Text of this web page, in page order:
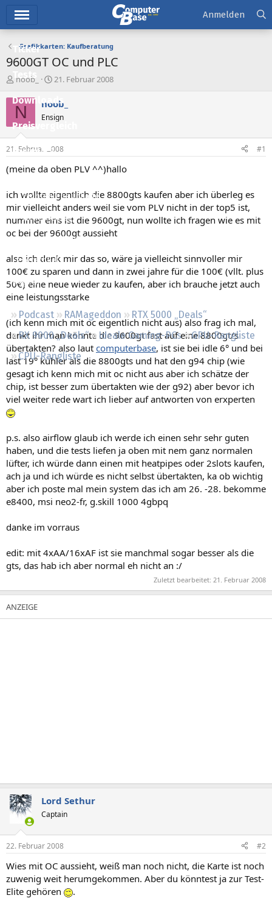
Ticker
Tests
Downloads
Preisvergleich
Forum
Aktuelles
Empfohlene Inhalte
Neue Beiträge
Neueste Aktivitäten
Leserartikel
Regeln
Podcast RAMageddon
RTX 5000 „Deals“
RX 9000 „Deals“
Ideale Gaming-PCs
GPU-Rangliste
CPU-Rangliste
Anmelden
Grafikkarten: Kaufberatung
9600GT OC und PLC
E
s
t
e
e
r
noob_
E
s
t
e
l
t
a
21. Februar 2008
N noob_
Ensign
21. Februar 2008 #1
(meine da oben PLV ^^)hallo
ich wollte eigentlich die 8800gts kaufen aber ich überleg es
mir vielleicht anders weil sie vom PLV nicht in der top5 ist,
nummer eins ist die 9600gt, nun wollte ich fragen wie es mit
oc bei der 9600gt aussieht
also ich denk mir das so, wäre ja vielleicht sinnvoller mir
100€ zu sparen und dann in zwei jahre für die 100€ (vllt. plus
50€) eine neue wieder zu kaufen, aber ich brauche jetzt auch
eine leistungsstarke
(ich kenn mich mit oc eigentlich nicht aus) also frag ich mal,
denkt ihr man könnte die 9600gt fast auf eine 8800gt/s
übertakten? also laut computerbase, ist sie bei idle 6° und bei
last 19° kühler als die 8800gts und hat den g94 chip (wie
gesagt ich kenn mich mit oc nicht aus aber ich schätze der
chip, ist besser zum übertakten wie der g92) aber bevor ich
viel weiter rede wart ich lieber auf antworten von erxperten
p.s. also airflow glaub ich werde ich einen sehr sehr guten
haben, und die tests liefen ja oben mit nem ganz normalen
lüfter, ich würde dann einen mit heatpipes oder 2slots kaufen,
ach ja und ich würde es nicht selbst übertakten, ka ob wichtig
aber ich poste mal mein system das ich am 26. -28. bekomme
e8400, msi neo2-fr, g.skill 1000 4gbpq
danke im vorraus
edit: mit 4xAA/16xAF ist sie manchmal sogar besser als die
gts, das hab ich aber normal eh nicht an :/
Zuletzt bearbeitet: 21. Februar 2008
Lord Sethur
Captain
22. Februar 2008 #2
Wies mit OC aussieht, weiß man noch nicht, die Karte ist noch
zuwenig weit herumgekommen. Aber du könntest ja zur Test-
Elite gehören
.